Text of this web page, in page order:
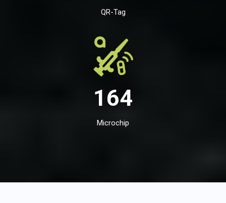
QR-Tag
164
Microchip